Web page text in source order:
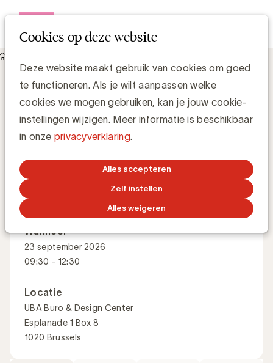
Cookies op deze website
Deze website maakt gebruik van cookies om goed
te functioneren. Als je wilt aanpassen welke
cookies we mogen gebruiken, kan je jouw cookie-
instellingen wijzigen. Meer informatie is beschikbaar
in onze privacyverklaring.
Alles accepteren
Zelf instellen
Alles weigeren
Driving sustainable business growth
Hoe ontwikkel je een effectieve strategie voor
duurzame bedrijfsgroei?
Master Class Engels
Wanneer
23 september 2026
09:30 - 12:30
Locatie
UBA Buro & Design Center
Esplanade 1 Box 8
1020 Brussels